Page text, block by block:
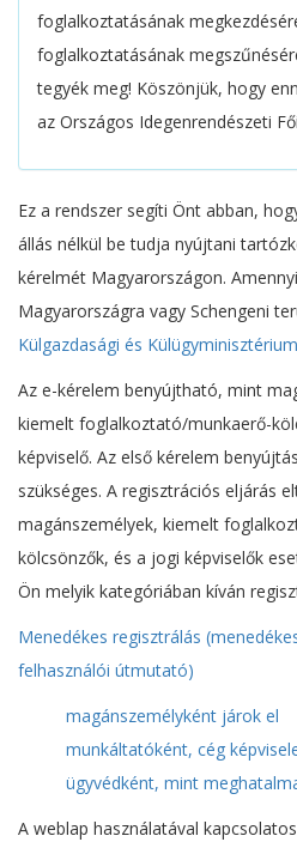
foglalkoztatásának
foglalkoztatásának
tegyék meg! Köszönjük, hogy
az Országos Idegenrendészeti
Ez a rendszer segíti Önt abban,
állás nélkül be tudja nyújtani
kérelmét Magyarországon.
Magyarországra vagy Schengeni
Külgazdasági és Külügyminisztérium
Az e-kérelem benyújtható, mint
kiemelt foglalkoztató/munkaerő-
képviselő. Az első kérelem
szükséges. A regisztrációs eljárás
magánszemélyek, kiemelt
kölcsönzők, és a jogi képviselők
Ön melyik kategóriában kíván
Menedékes regisztrálás
felhasználói útmutató)
magánszemélyként járok el
munkáltatóként, cég
ügyvédként, mint
A weblap használatával